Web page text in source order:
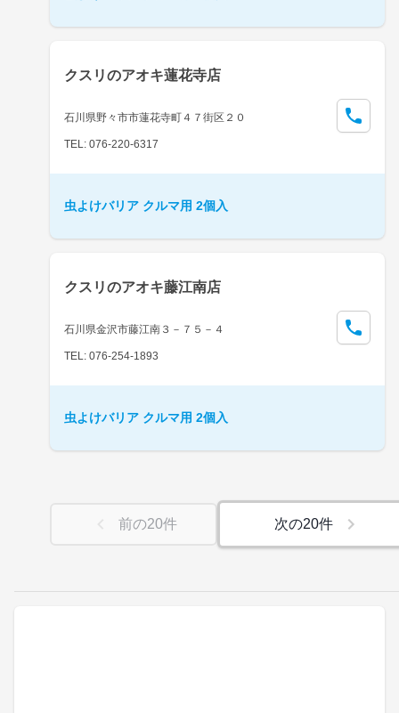
クスリのアオキ蓮花寺店
石川県野々市市蓮花寺町４７街区２０
TEL: 076-220-6317
虫よけバリア クルマ用 2個入
クスリのアオキ藤江南店
石川県金沢市藤江南３－７５－４
TEL: 076-254-1893
虫よけバリア クルマ用 2個入
前の20件 次の20件